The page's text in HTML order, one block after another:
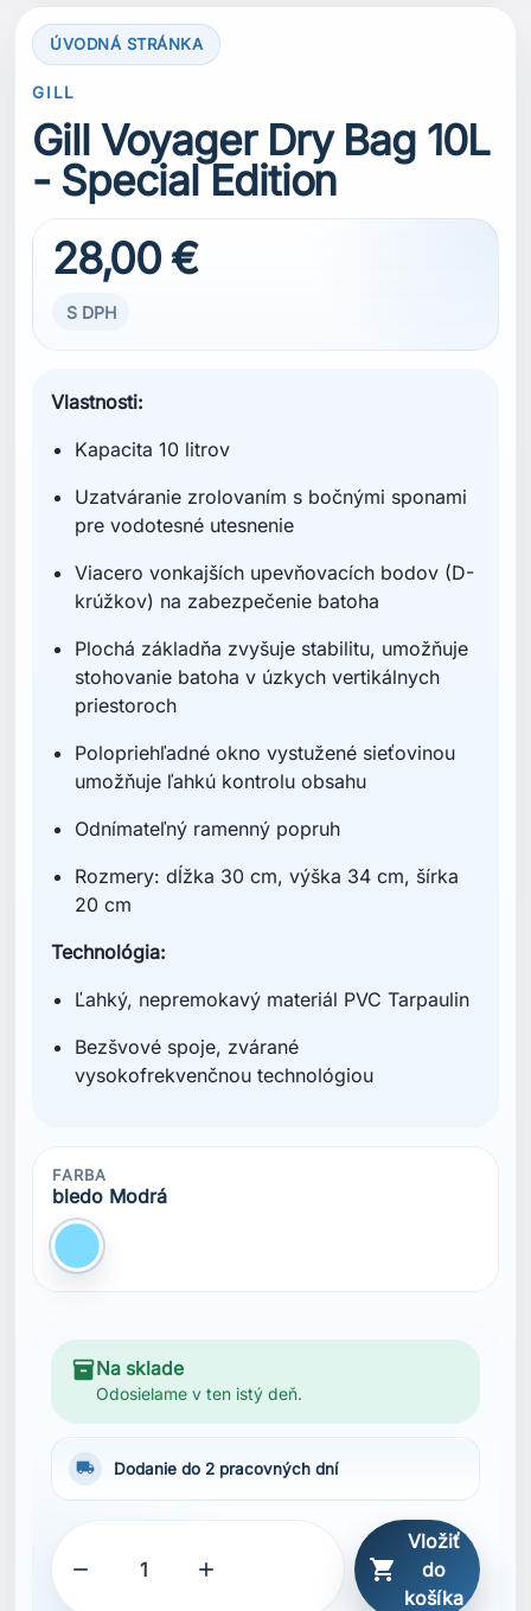
ÚVODNÁ STRÁNKA
GILL
Gill Voyager Dry Bag 10L
- Special Edition
28,00 €
S DPH
Vlastnosti:
Kapacita 10 litrov
Uzatváranie zrolovaním s bočnými sponami
pre vodotesné utesnenie
Viacero vonkajších upevňovacích bodov (D-
krúžkov) na zabezpečenie batoha
Plochá základňa zvyšuje stabilitu, umožňuje
stohovanie batoha v úzkych vertikálnych
priestoroch
Polopriehľadné okno vystužené sieťovinou
umožňuje ľahkú kontrolu obsahu
Odnímateľný ramenný popruh
Rozmery: dĺžka 30 cm, výška 34 cm, šírka
20 cm
Technológia:
Ľahký, nepremokavý materiál PVC Tarpaulin
Bezšvové spoje, zvárané
vysokofrekvenčnou technológiou
FARBA
bledo Modrá
bledo Modrá
inventory_2Na sklade
Odosielame v ten istý deň.
local_shipping Dodanie do 2 pracovných dní
  
Vložiť
do
košíka